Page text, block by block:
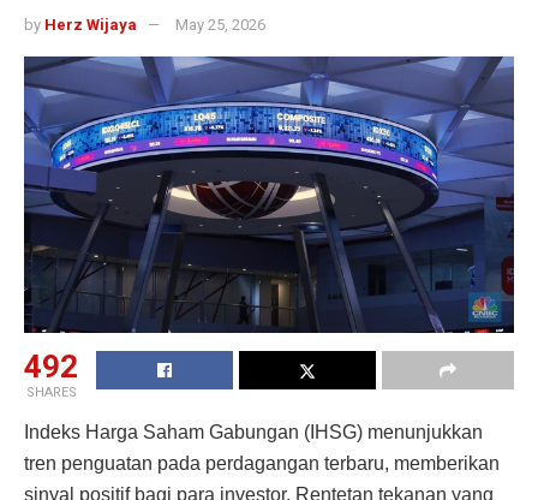
by Herz Wijaya May 25, 2026
492
SHARES
Indeks Harga Saham Gabungan (IHSG) menunjukkan
tren penguatan pada perdagangan terbaru, memberikan
sinyal positif bagi para investor. Rentetan tekanan yang